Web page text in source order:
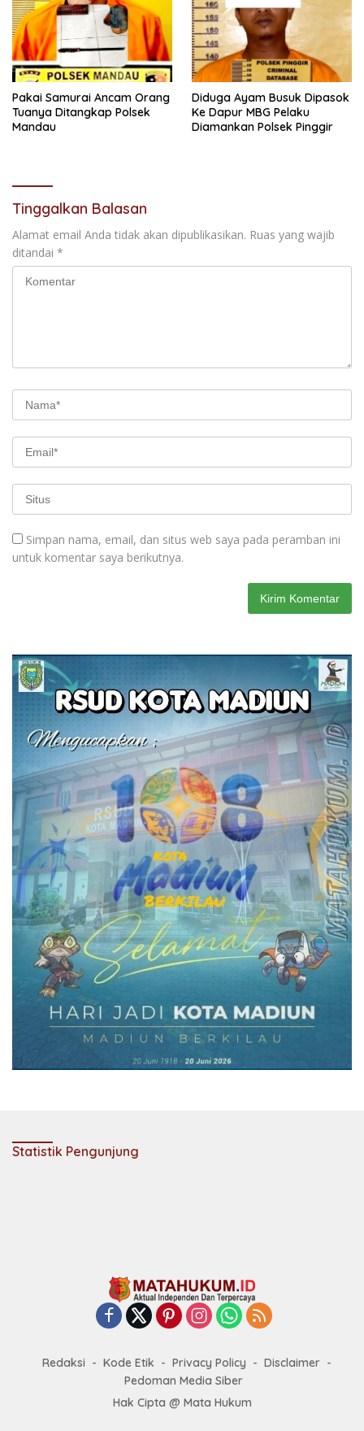
Pakai Samurai Ancam Orang
Tuanya Ditangkap Polsek
Mandau
Diduga Ayam Busuk Dipasok
Ke Dapur MBG Pelaku
Diamankan Polsek Pinggir
Tinggalkan Balasan
Alamat email Anda tidak akan dipublikasikan. Ruas yang wajib
ditandai *
Simpan nama, email, dan situs web saya pada peramban ini
untuk komentar saya berikutnya.
Statistik Pengunjung
Redaksi Kode Etik Privacy Policy
Disclaimer
Pedoman Media Siber
Hak Cipta @ Mata Hukum